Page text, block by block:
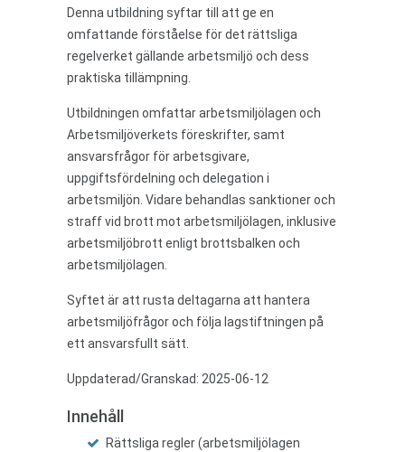
Denna utbildning syftar till att ge en
omfattande förståelse för det rättsliga
regelverket gällande arbetsmiljö och dess
praktiska tillämpning.
Utbildningen omfattar arbetsmiljölagen och
Arbetsmiljöverkets föreskrifter, samt
ansvarsfrågor för arbetsgivare,
uppgiftsfördelning och delegation i
arbetsmiljön. Vidare behandlas sanktioner och
straff vid brott mot arbetsmiljölagen, inklusive
arbetsmiljöbrott enligt brottsbalken och
arbetsmiljölagen.
Syftet är att rusta deltagarna att hantera
arbetsmiljöfrågor och följa lagstiftningen på
ett ansvarsfullt sätt.
Uppdaterad/Granskad: 2025-06-12
Innehåll
Rättsliga regler (arbetsmiljölagen